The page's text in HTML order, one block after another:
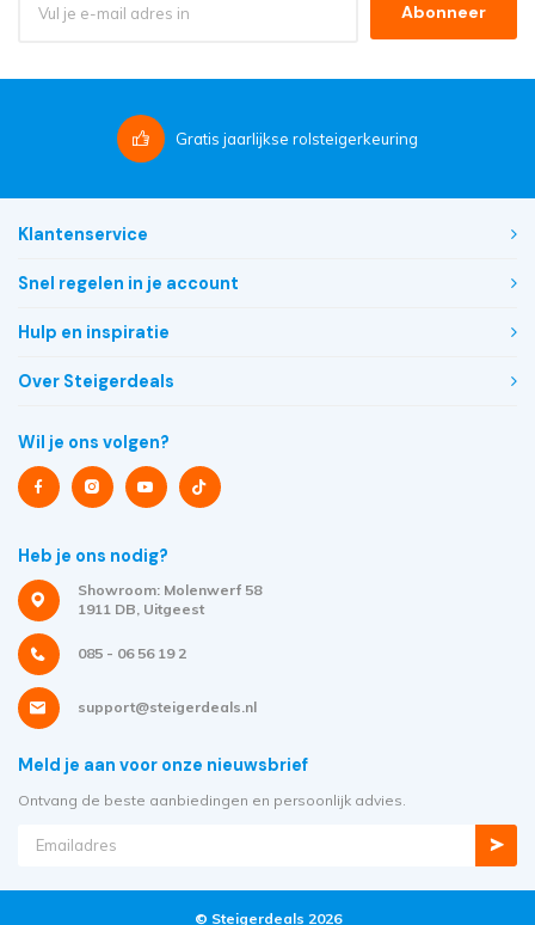
Abonneer
Gratis jaarlijkse rolsteigerkeuring
Klantenservice
Snel regelen in je account
Hulp en inspiratie
Over Steigerdeals
Wil je ons volgen?
Heb je ons nodig?
Showroom: Molenwerf 58
1911 DB, Uitgeest
085 - 06 56 19 2
support@steigerdeals.nl
Meld je aan voor onze nieuwsbrief
Ontvang de beste aanbiedingen en persoonlijk advies.
© Steigerdeals 2026